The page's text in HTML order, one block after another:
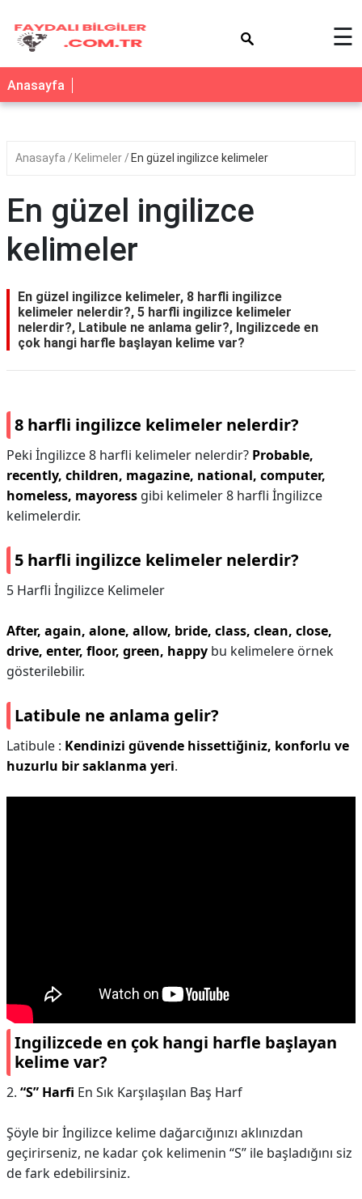
☰
Anasayfa
Anasayfa Kelimeler En güzel ingilizce kelimeler
En güzel ingilizce
kelimeler
En güzel ingilizce kelimeler, 8 harfli ingilizce
kelimeler nelerdir?, 5 harfli ingilizce kelimeler
nelerdir?, Latibule ne anlama gelir?, Ingilizcede en
çok hangi harfle başlayan kelime var?
8 harfli ingilizce kelimeler nelerdir?
Peki İngilizce 8 harfli kelimeler nelerdir? Probable,
recently, children, magazine, national, computer,
homeless, mayoress gibi kelimeler 8 harfli İngilizce
kelimelerdir.
5 harfli ingilizce kelimeler nelerdir?
5 Harfli İngilizce Kelimeler
After, again, alone, allow, bride, class, clean, close,
drive, enter, floor, green, happy bu kelimelere örnek
gösterilebilir.
Latibule ne anlama gelir?
Latibule : Kendinizi güvende hissettiğiniz, konforlu ve
huzurlu bir saklanma yeri.
Ingilizcede en çok hangi harfle başlayan
kelime var?
2. “S” Harfi En Sık Karşılaşılan Baş Harf
Şöyle bir İngilizce kelime dağarcığınızı aklınızdan
geçirirseniz, ne kadar çok kelimenin “S” ile başladığını siz
de fark edebilirsiniz.